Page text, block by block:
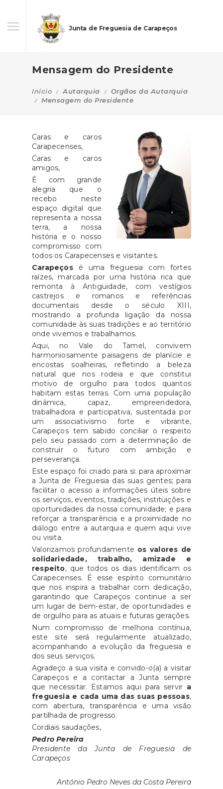
Junta de Freguesia de Carapeços
Mensagem do Presidente
Início Autarquia
Orgãos da Autarquia
Mensagem do Presidente
Caras e caros
Carapecenses,
Caras e caros
amigos,
É com grande
alegria que o
recebo neste
espaço digital que
representa a nossa
terra, a nossa
história e o nosso
compromisso com
todos os Carapecenses e visitantes.
Carapeçosé uma freguesia com fortes
raízes, marcada por uma história rica que
remonta à Antiguidade, com vestígios
castrejos e romanos e referências
documentais desde o século XIII,
mostrando a profunda ligação da nossa
comunidade às suas tradições e ao território
onde vivemos e trabalhamos.
Aqui, no Vale do Tamel, convivem
harmoniosamente paisagens de planície e
encostas soalheiras, refletindo a beleza
natural que nos rodeia e que constitui
motivo de orgulho para todos quantos
habitam estas terras. Com uma população
dinâmica, capaz, empreendedora,
trabalhadora e participativa, sustentada por
um associativismo forte e vibrante,
Carapeços tem sabido conciliar o respeito
pelo seu passado com a determinação de
construir o futuro com ambição e
perseverança.
Este espaço foi criado para si: para aproximar
a Junta de Freguesia das suas gentes; para
facilitar o acesso a informações úteis sobre
os serviços, eventos, tradições, instituições e
oportunidades da nossa comunidade; e para
reforçar a transparência e a proximidade no
diálogo entre a autarquia e quem aqui vive
ou visita.
Valorizamos profundamente os valores de
solidariedade, trabalho, amizade e
respeito, que todos os dias identificam os
Carapecenses. É esse espírito comunitário
que nos inspira a trabalhar com dedicação,
garantindo que Carapeços continue a ser
um lugar de bem-estar, de oportunidades e
de orgulho para as atuais e futuras gerações.
Num compromisso de melhoria contínua,
este site será regularmente atualizado,
acompanhando a evolução da freguesia e
dos seus serviços.
Agradeço a sua visita e convido-o(a) a visitar
Carapeços e a contactar a Junta sempre
que necessitar. Estamos aqui para servir a
freguesia e cada uma das suas pessoas,
com abertura, transparência e uma visão
partilhada de progresso.
Cordiais saudações,
Pedro Pereira
Presidente da Junta de Freguesia de
Carapeços
António Pedro Neves da Costa Pereira